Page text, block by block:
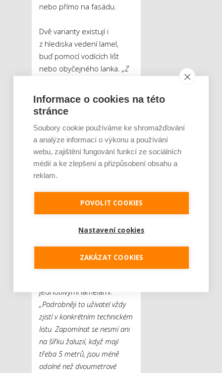
nebo přímo na fasádu.
Dvě varianty existují i
z hlediska vedení lamel,
buď pomocí vodících lišt
nebo obyčejného lanka. „Z
nejvhodnější jeví instalace do
stavebního otvoru za použití
případě dosahuje většina
lamel nejvyšší třídy větrné
odolnosti dle platné české
normy, tedy čísla 6,“osvětlil
Petr Přichystal.
Důležitý je ale také zmíněný
typ lamel. Obecně platí, že
odolnější jsou ty tvary
nejpřesněji zapadají a
neumožní tak větru ve větší
jednotlivými lamelami.
„Podrobněji to uživatel vždy
zjistí v konkrétním technickém
listu. Zapomínat se nesmí ani
na šířku žaluzií, když mají
třeba 5 metrů, jsou méně
odolné než dvoumetrové
Informace o cookies na této
stránce
Soubory cookie používáme ke shromažďování
a analýze informací o výkonu a používání
webu, zajištění fungování funkcí ze sociálních
médií a ke zlepšení a přizpůsobení obsahu a
reklam.
POVOLIT COOKIES
Nastavení cookies
ZAKÁZAT COOKIES